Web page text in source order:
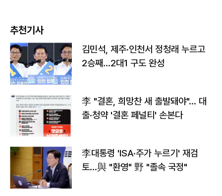
추천기사
김민석, 제주·인천서 정청래 누르고
2승째…2대1 구도 완성
李 "결혼, 희망찬 새 출발돼야"… 대
출·청약 '결혼 페널티' 손본다
李대통령 'ISA·주가 누르기' 재검
토…與 "환영" 野 "졸속 국정"